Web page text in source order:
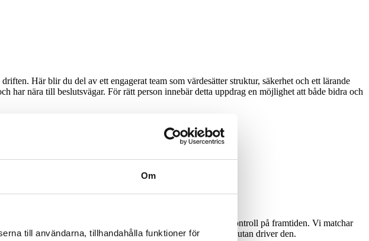
Om
till användarna, tillhandahålla funktioner för
Här blir du del av ett engagerat team som värdesätter struktur, säkerhet och ett lärande
har nära till beslutsvägar. För rätt person innebär detta uppdrag en möjlighet att både bidra och
förändras snabbt, men med rätt person på rätt plats får du kontroll på framtiden. Vi matchar
inte bara i teorin. Vi ser till att du inte bara följer utvecklingen utan driver den.